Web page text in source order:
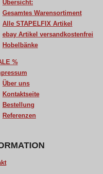
Übersicht:
Gesamtes Warensortiment
Alle STAPELFIX Artikel
ebay Artikel versandkostenfrei
Hobelbänke
%
Über uns
Kontaktseite
Bestellung
Referenzen